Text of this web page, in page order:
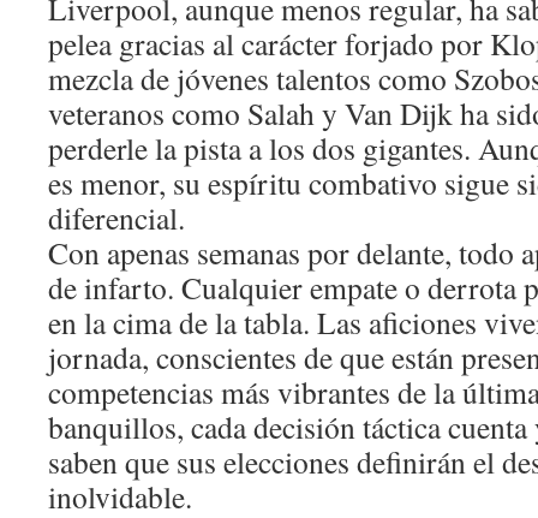
Liverpool, aunque menos regular, ha
pelea gracias al carácter forjado por
mezcla de jóvenes talentos como
veteranos como Salah y Van Dijk ha
perderle la pista a los dos gigantes.
es menor, su espíritu combativo sigue
diferencial.
Con apenas semanas por delante, todo
de infarto. Cualquier empate o derrota
en la cima de la tabla. Las aficiones
jornada, conscientes de que están
competencias más vibrantes de la
banquillos, cada decisión táctica
saben que sus elecciones definirán el
inolvidable.